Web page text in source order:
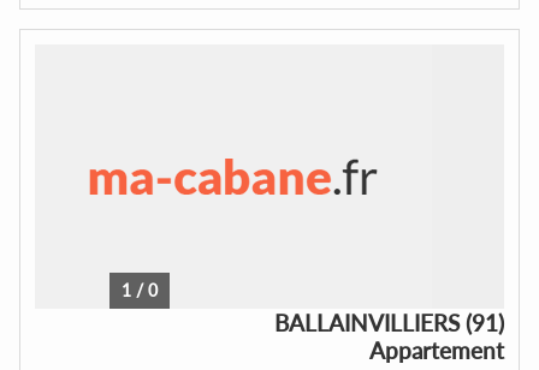
1 /0
BALLAINVILLIERS (91)
Appartement